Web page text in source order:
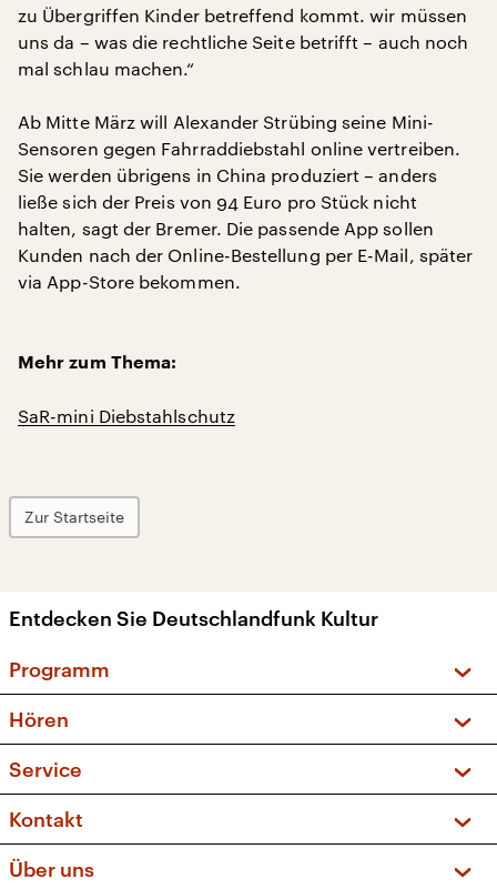
zu Übergriffen Kinder betreffend kommt. wir müssen
uns da – was die rechtliche Seite betrifft – auch noch
mal schlau machen.“
Ab Mitte März will Alexander Strübing seine Mini-
Sensoren gegen Fahrraddiebstahl online vertreiben.
Sie werden übrigens in China produziert – anders
ließe sich der Preis von 94 Euro pro Stück nicht
halten, sagt der Bremer. Die passende App sollen
Kunden nach der Online-Bestellung per E-Mail, später
via App-Store bekommen.
Mehr zum Thema:
SaR-mini Diebstahlschutz
Zur Startseite
Entdecken Sie Deutschlandfunk Kultur
Programm
Sendungen und Podcasts
Musikliste
Kakadu – Das Kinderprogramm
Hören
Frequenzen (UKW + DAB+)
Service
FAQ
Apps
Newsletter
Kontakt
Über uns